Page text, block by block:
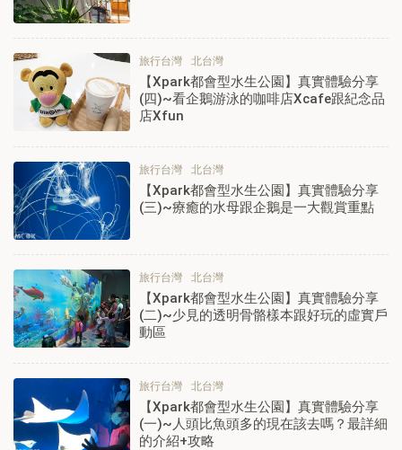
旅行台灣 北台灣
【Xpark都會型水生公園】真實體驗分享
(四)~看企鵝游泳的咖啡店Xcafe跟紀念品
店Xfun
旅行台灣 北台灣
【Xpark都會型水生公園】真實體驗分享
(三)~療癒的水母跟企鵝是一大觀賞重點
旅行台灣 北台灣
【Xpark都會型水生公園】真實體驗分享
(二)~少見的透明骨骼樣本跟好玩的虛實戶
動區
旅行台灣 北台灣
【Xpark都會型水生公園】真實體驗分享
(一)~人頭比魚頭多的現在該去嗎？最詳細
的介紹+攻略